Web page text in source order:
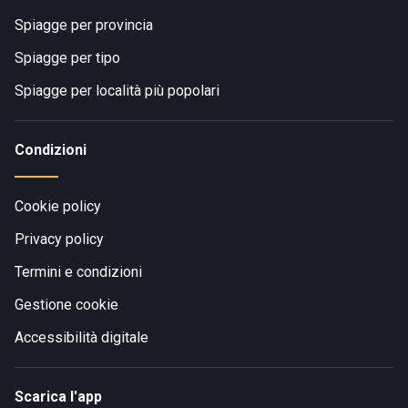
Spiagge per provincia
Spiagge per tipo
Spiagge per località più popolari
Condizioni
Cookie policy
Privacy policy
Termini e condizioni
Gestione cookie
Accessibilità digitale
Scarica l'app